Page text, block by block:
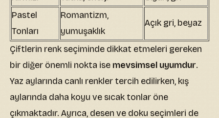
Pastel
Tonları
Romantizm,
yumuşaklık
Açık gri, beyaz
Çiftlerin renk seçiminde dikkat etmeleri gereken
bir diğer önemli nokta ise mevsimsel uyumdur.
Yaz aylarında canlı renkler tercih edilirken, kış
aylarında daha koyu ve sıcak tonlar öne
çıkmaktadır. Ayrıca, desen ve doku seçimleri de